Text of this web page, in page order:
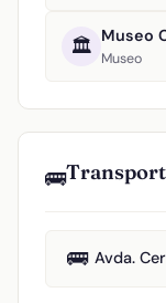
🏛️ Museo
Museo
🚌
🚌 Avda.